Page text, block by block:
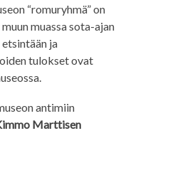
“romuryhmä” on
muassa sota-ajan
ja
tulokset ovat
antimiin
Marttisen